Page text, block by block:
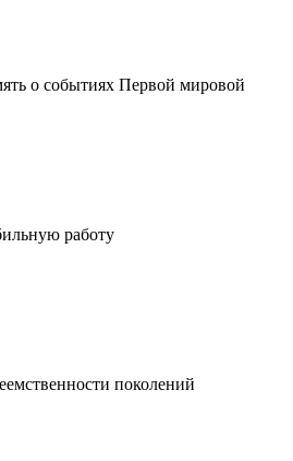
о событиях Первой мировой
работу
поколений